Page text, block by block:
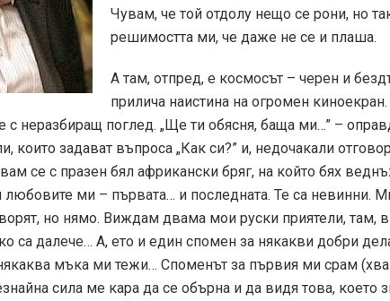
Чувам, че той отдолу нещо се рони, но
решимостта ми, че даже не се и плаша.
А там, отпред, е космосът – черен и
прилича наистина на огромен
неразбиращ поглед. „Ще ти обясня, баща ми…” –
които задават въпроса „Как си?” и, недочакали
се с празен бял африкански бряг, на който бях
любовите ми – първата… и последната. Те са невинни.
но нямо. Виждам двама мои руски приятели, там, в
са далече… А, ето и един спомен за някакви добри
мъка ми тежи… Споменът за първия ми срам
сила ме кара да се обърна и да видя това, което